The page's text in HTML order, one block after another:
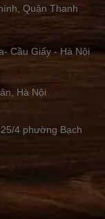
Quận Thanh
Cầu Giấy - Hà Nội
Hà Nội
4 phường Bạch